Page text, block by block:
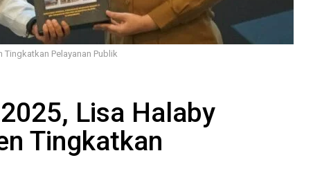
Tingkatkan Pelayanan Publik
Lisa Halaby
Tingkatkan